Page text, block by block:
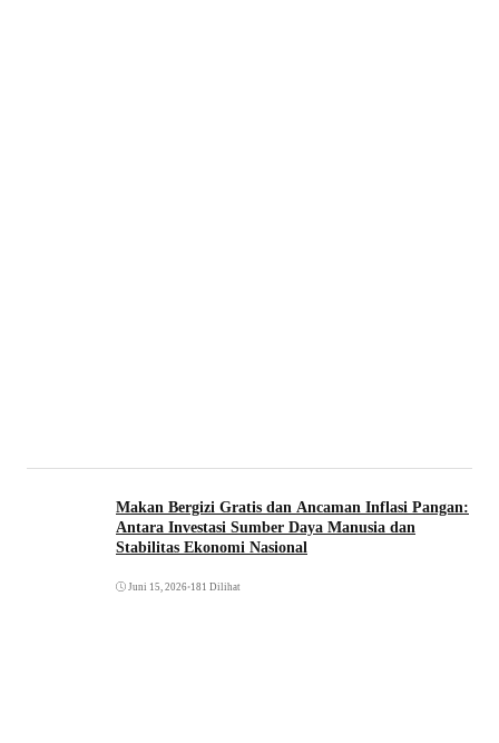
Makan Bergizi Gratis dan Ancaman Inflasi Pangan:
Antara Investasi Sumber Daya Manusia dan
Stabilitas Ekonomi Nasional
Juni 15, 2026•181 Dilihat